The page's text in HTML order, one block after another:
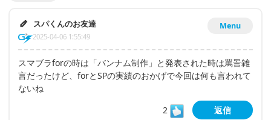
Menu
スパくんのお友達
2025-04-06 1:55:49
スマブラforの時は「バンナム制作」と発表された時は罵詈雑
言だったけど、forとSPの実績のおかげで今回は何も言われて
ないね
2
返信